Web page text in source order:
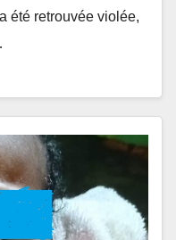
été retrouvée violée,